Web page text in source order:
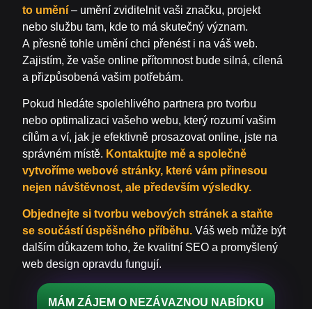
to umění – umění zviditelnit vaši značku, projekt
nebo službu tam, kde to má skutečný význam.
A přesně tohle umění chci přenést i na váš web.
Zajistím, že vaše online přítomnost bude silná, cílená
a přizpůsobená vašim potřebám.
Pokud hledáte spolehlivého partnera pro tvorbu
nebo optimalizaci vašeho webu, který rozumí vašim
cílům a ví, jak je efektivně prosazovat online, jste na
správném místě. Kontaktujte mě a společně
vytvoříme webové stránky, které vám přinesou
nejen návštěvnost, ale především výsledky.
Objednejte si tvorbu webových stránek a staňte
se součástí úspěšného příběhu. Váš web může být
dalším důkazem toho, že kvalitní SEO a promyšlený
web design opravdu fungují.
MÁM ZÁJEM O NEZÁVAZNOU NABÍDKU